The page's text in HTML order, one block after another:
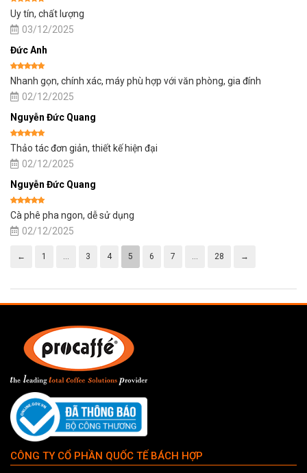
Được xếp
hạng5 5
sao
Uy tín, chất lượng
03/12/2025
Đức Anh
Được xếp
hạng55
sao
Nhanh gọn, chính xác, máy phù hợp với văn phòng, gia đính
02/12/2025
Nguyễn Đức Quang
Được xếp
hạng5 5
sao
Thảo tác đơn giản, thiết kế hiện đại
02/12/2025
Nguyễn Đức Quang
Được xếp
hạng5 5
sao
Cà phê pha ngon, dễ sử dụng
02/12/2025
← 1 … 3 4 5 6 7 … 28 →
CÔNG TY CỔ PHẦN QUỐC TẾ BÁCH HỢP